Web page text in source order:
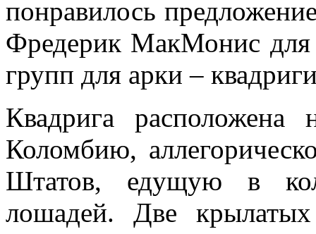
понравилось
Фредерик МакМонис для
групп для арки –
Квадрига расположена
Коломбию,
Штатов, едущую в
лошадей. Две